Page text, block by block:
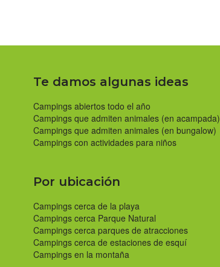
Te damos algunas ideas
Campings abiertos todo el año
Campings que admiten animales (en acampada)
Campings que admiten animales (en bungalow)
Campings con actividades para niños
Por ubicación
Campings cerca de la playa
Campings cerca Parque Natural
Campings cerca parques de atracciones
Campings cerca de estaciones de esquí
Campings en la montaña